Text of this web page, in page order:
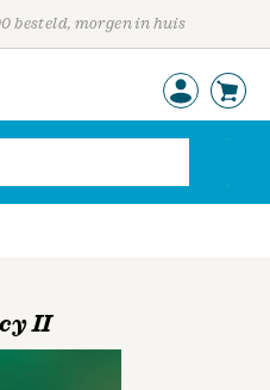
besteld, morgen in huis
II